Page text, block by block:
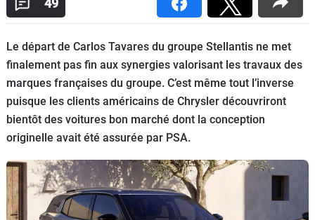
Flottes
Auto
Services
Forum
Moto
Marques
49
Le départ de Carlos Tavares du groupe Stellantis ne met
finalement pas fin aux synergies valorisant les travaux des
marques françaises du groupe. C’est même tout l’inverse
puisque les clients américains de Chrysler découvriront
bientôt des voitures bon marché dont la conception
originelle avait été assurée par PSA.